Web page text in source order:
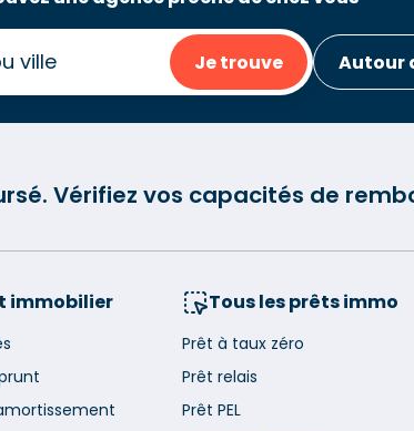
Je trouve Autour
Vérifiez vos capacités de
immobilier Tous les prêts immo
Prêt à taux zéro
Prêt relais
Prêt PEL